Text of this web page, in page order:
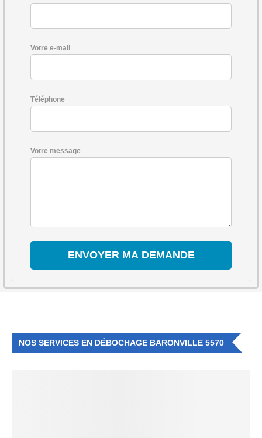
Votre e-mail
Téléphone
Votre message
NOS SERVICES EN DÉBOCHAGE BARONVILLE 5570